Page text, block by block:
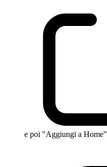
e poi "Aggiungi a Home"